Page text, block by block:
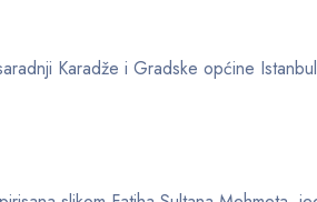
Karadže i Gradske općine